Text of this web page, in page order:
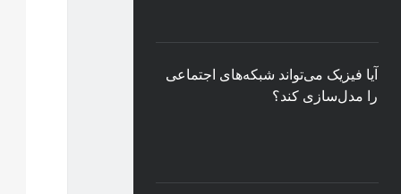
آیا فیزیک می‌تواند شبکه‌های اجتماعی
را مدل‌سازی کند؟